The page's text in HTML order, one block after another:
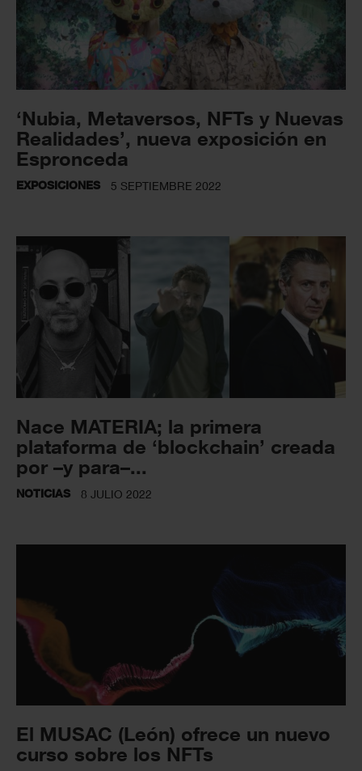
‘Nubia, Metaversos, NFTs y Nuevas
Realidades’, nueva exposición en
Espronceda
EXPOSICIONES 5 SEPTIEMBRE 2022
Nace MATERIA; la primera
plataforma de ‘blockchain’ creada
por –y para–...
NOTICIAS 8 JULIO 2022
El MUSAC (León) ofrece un nuevo
curso sobre los NFTs